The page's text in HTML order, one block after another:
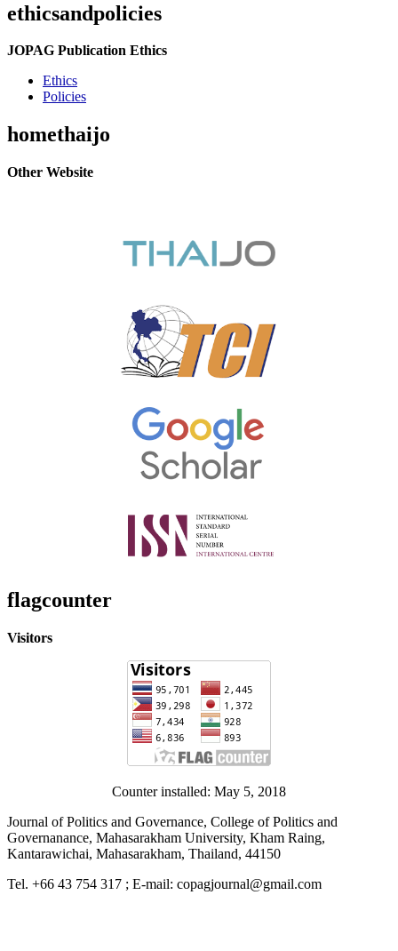
ethicsandpolicies
JOPAG Publication Ethics
Ethics
Policies
homethaijo
Other Website
flagcounter
Visitors
Counter installed: May 5, 2018
Journal of Politics and Governance, College of Politics and
Governanance, Mahasarakham University, Kham Raing,
Kantarawichai, Mahasarakham, Thailand, 44150
Tel. +66 43 754 317 ; E-mail: copagjournal@gmail.com